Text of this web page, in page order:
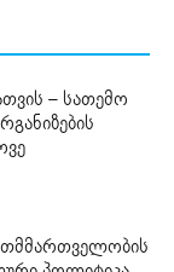
– სათემო